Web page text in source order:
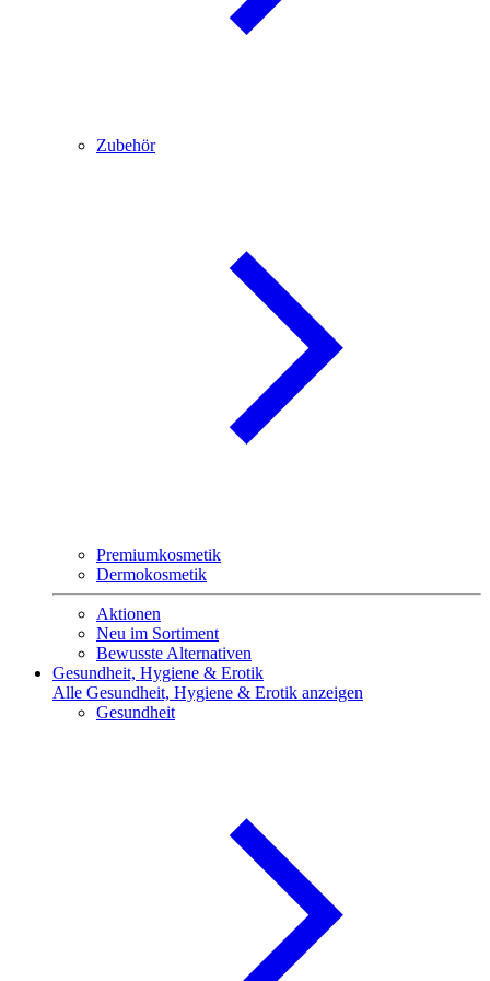
Zubehör
Premiumkosmetik
Dermokosmetik
Aktionen
Neu im Sortiment
Bewusste Alternativen
Gesundheit, Hygiene & Erotik
Alle Gesundheit, Hygiene & Erotik anzeigen
Gesundheit